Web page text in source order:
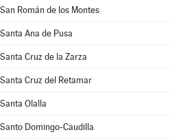
San Román de los Montes
Santa Ana de Pusa
Santa Cruz de la Zarza
Santa Cruz del Retamar
Santa Olalla
Santo Domingo-Caudilla